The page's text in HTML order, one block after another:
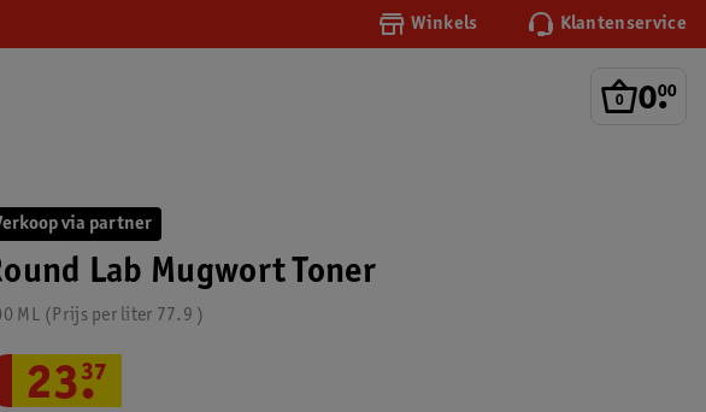
Winkels Klantenservice
0.
00
via partner
Lab Mugwort Toner
ML 77.9
Prijs per liter
23.
37